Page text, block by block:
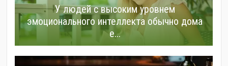
У людей с высоким уровнем
эмоционального интеллекта обычно дома
е...